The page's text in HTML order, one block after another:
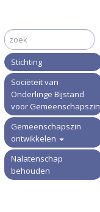
Stichting
Sociëteit van
Onderlinge Bijstand
voor Gemeenschapszin
Gemeenschapszin
ontwikkelen
Nalatenschap
behouden